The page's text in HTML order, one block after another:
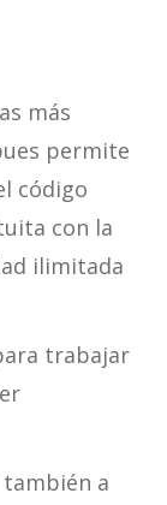
más
permite
código
con la
ilimitada
trabajar
también a